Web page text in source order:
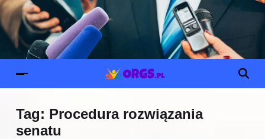
Tag: Procedura rozwiązania
senatu